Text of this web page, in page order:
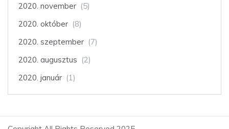
2020. november (5)
2020. október (8)
2020. szeptember (7)
2020. augusztus (2)
2020. január (1)